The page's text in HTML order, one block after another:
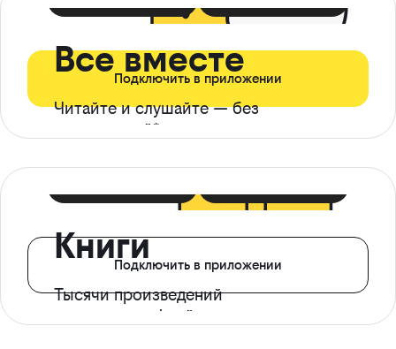
Все вместе
Читайте и слушайте — без
ограничений*
Подключить в приложении
Книги
Тысячи произведений
с доступом офлайн
Подключить в приложении